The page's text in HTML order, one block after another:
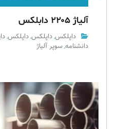
آلیاژ ۲۲۰۵ دابلکس
داپلکس,داپلکس,داپلکس,
دانشنامه,سوپر آلیاژ